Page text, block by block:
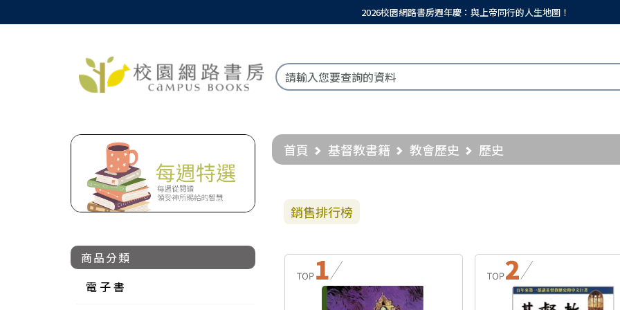
2026校園網路書房週年慶：與上帝同行的人生地圖！
商品分類
電 子 書
首頁 基督教書籍 教會歷史 歷史
銷售排行榜